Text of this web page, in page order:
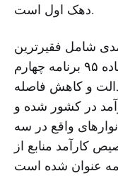
دهک اول است.
شامل فقیرترین
افراد جامعه هستند و بر اساس ماده ۹۵ برنامه چهارم
و کاهش فاصله
در کشور شده و
واقع در سه
کارآمد منابع از